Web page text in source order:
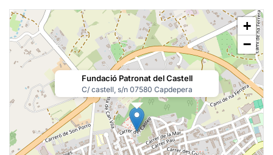
Fundació Patronat del Castell
C/ castell, s/n 07580 Capdepera
+
−